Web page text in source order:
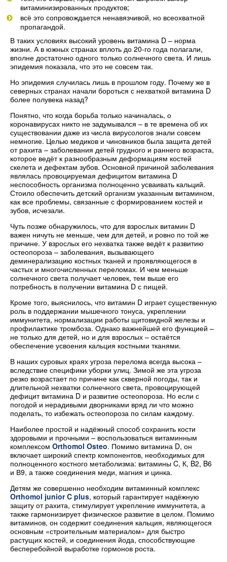
витаминизированных продуктов;
всё это сопровождается ненавязчивой, но всеохватной
пропагандой.
В таких условиях высокий уровень витамина D – норма
жизни. А в южных странах вплоть до 20-го года полагали,
вполне достаточно одного только солнечного света. И лишь
эпидемия показала, что это не совсем так.
Но эпидемия случилась лишь в прошлом году. Почему же в
северных странах начали бороться с нехваткой витамина D
более полувека назад?
Понятно, что когда борьба только начиналась, о
коронавирусах никто не задумывался – в те времена об их
существовании даже из числа вирусологов знали совсем
немногие. Целью медиков и чиновников была защита детей
от рахита – заболевания детей грудного и раннего возраста,
которое ведёт к разнообразным деформациям костей
скелета и дефектам зубов. Основной причиной заболевания
являлась провоцируемая дефицитом витамина D
неспособность организма полноценно усваивать кальций.
Стоило обеспечить детский организм указанным витамином,
как все проблемы, связанные с формированием костей и
зубов, исчезали.
Чуть позже обнаружилось, что для взрослых витамин D
важен ничуть не меньше, чем для детей, и ровно по той же
причине. У взрослых его нехватка также ведёт к развитию
остеопороза – заболевания, вызывающего
деминерализацию костных тканей и проявляющегося в
частых и многочисленных переломах. И чем меньше
солнечного света получает человек, тем выше его
потребность в получении витамина D с пищей.
Кроме того, выяснилось, что витамин D играет существенную
роль в поддержании мышечного тонуса, укреплении
иммунитета, нормализации работы щитовидной железы и
профилактике тромбоза. Однако важнейшей его функцией –
не только для детей, но и для взрослых – остаётся
обеспечение усвоения кальция костными тканями.
В наших суровых краях угроза перелома всегда высока –
вследствие специфики уборки улиц. Зимой же эта угроза
резко возрастает по причине как скверной погоды, так и
длительной нехватки солнечного света, провоцирующей
дефицит витамина D и развитие остеопороза. Но если с
погодой и нерадивыми дворниками вряд ли что можно
поделать, то избежать остеопороза по силам каждому.
Наиболее простой и надёжный способ сохранить кости
здоровыми и прочными – воспользоваться витаминным
комплексом Orthomol Osteo. Помимо витамина D, он
включает широкий спектр компонентов, необходимых для
полноценного костного метаболизма: витамины C, К, B2, B6
и В9, а также соединения меди, магния и цинка.
Детям же совершенно необходим витаминный комплекс
Orthomol junior C plus, который гарантирует надёжную
защиту от рахита, стимулирует укрепление иммунитета, а
также гармонизирует физическое развитие в целом. Помимо
витаминов, он содержит соединения кальция, являющегося
основным «строительным материалом» для быстро
растущих костей, и соединения йода, способствующие
бесперебойной выработке гормонов роста.